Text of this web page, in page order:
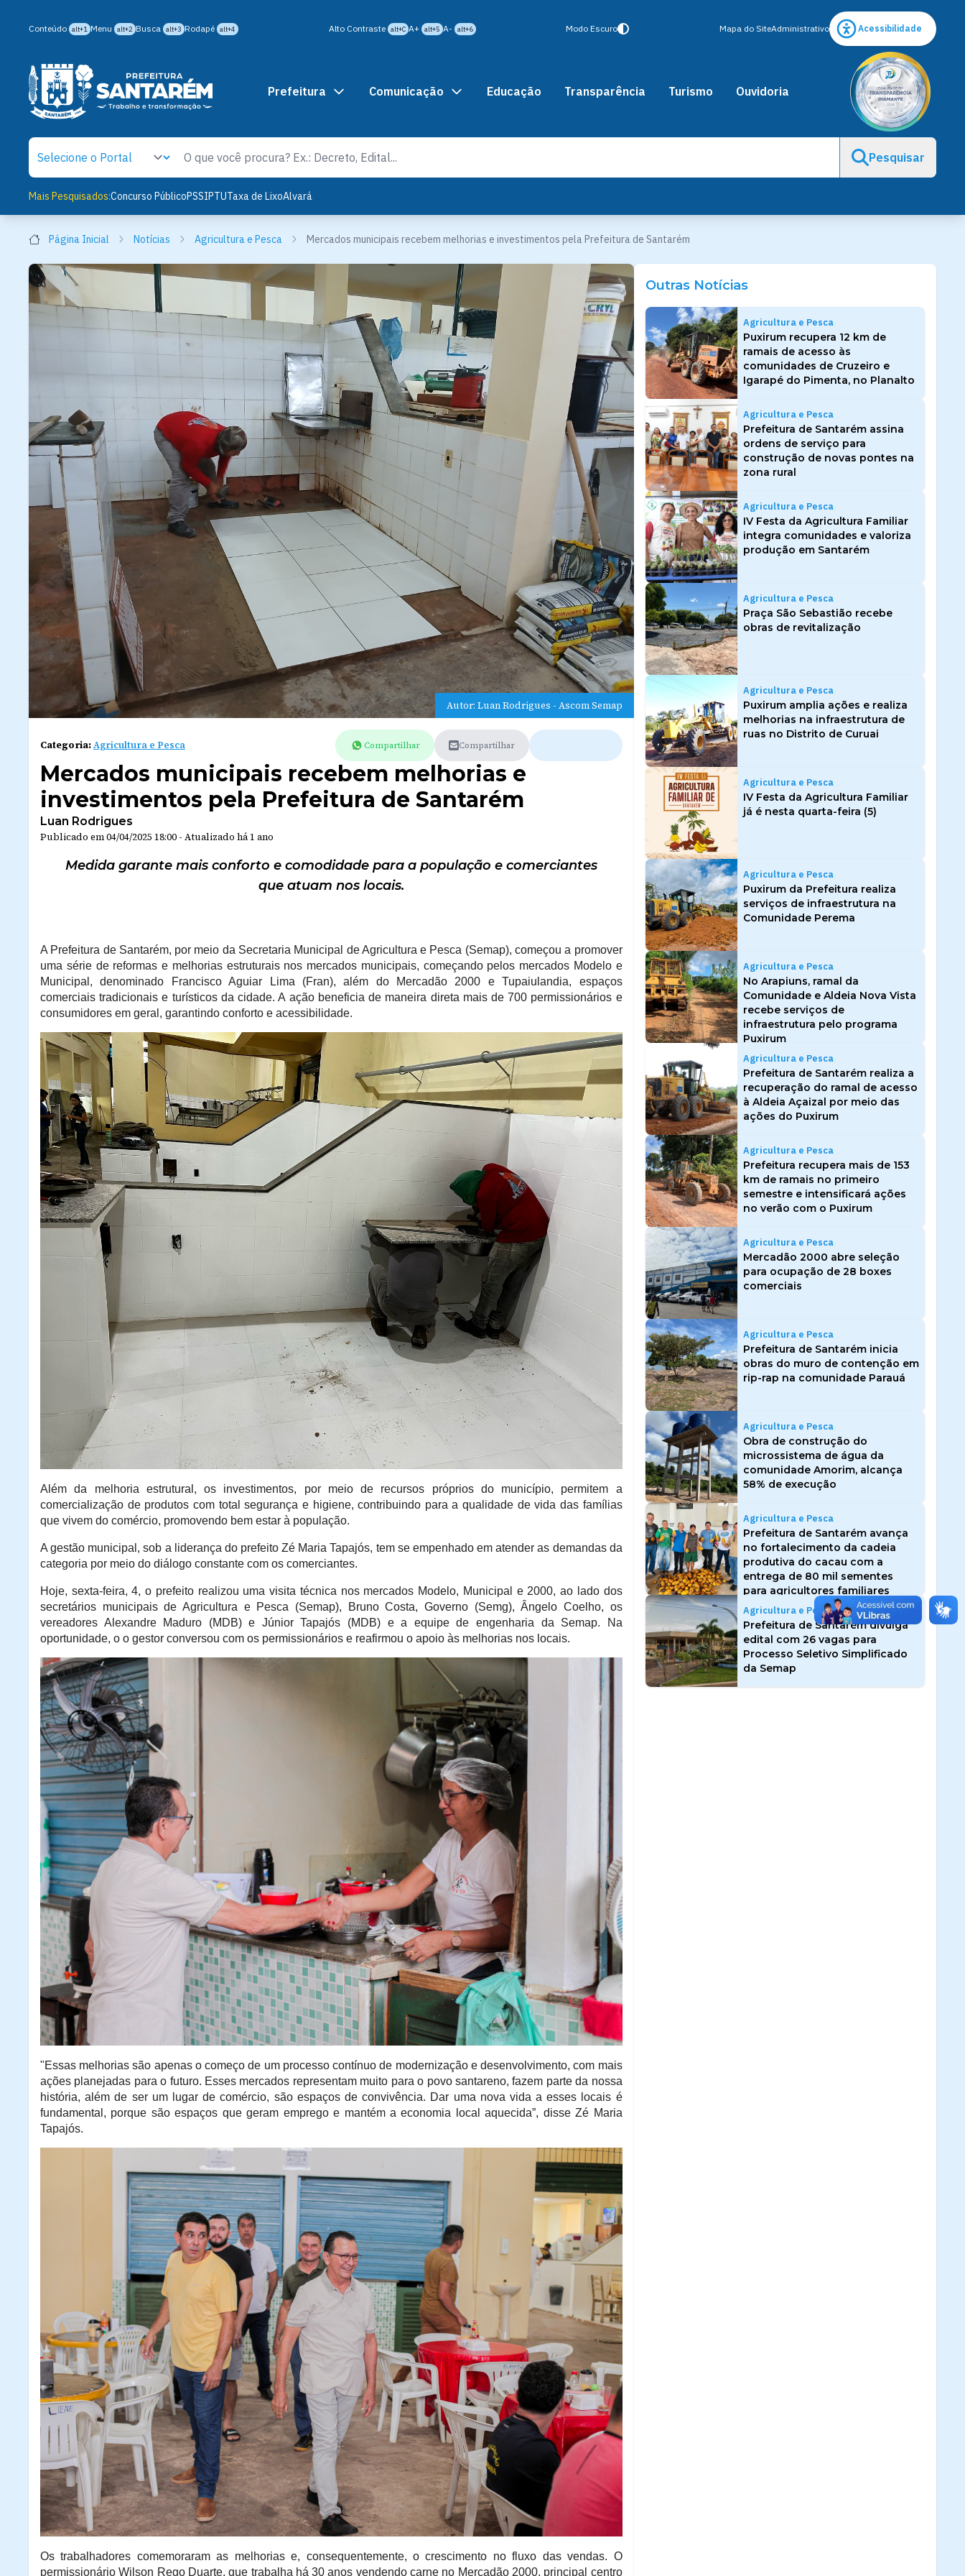
Conteúdo alt+1 Menu alt+2 Busca alt+3 Rodapé alt+4 Alto Contraste alt+C A+ alt+5 A- alt+6 Modo Escuro Mapa do SiteAdministrativo Acessibilidade
Prefeitura Comunicação Educação Transparência Turismo Ouvidoria
Pesquisar
Mais Pesquisados:Concurso PúblicoPSSIPTUTaxa de LixoAlvará
Página Inicial Notícias Agricultura e Pesca Mercados municipais recebem melhorias e investimentos pela Prefeitura de Santarém
Autor: Luan Rodrigues - Ascom Semap
Categoria:Agricultura e Pesca Compartilhar Compartilhar
Mercados municipais recebem melhorias e
investimentos pela Prefeitura de Santarém
Luan Rodrigues
Publicado em04/04/2025 18:00 - Atualizado há 1 ano
Medida garante mais conforto e comodidade para a população e comerciantes
que atuam nos locais.
A Prefeitura de Santarém, por meio da Secretaria Municipal de Agricultura e Pesca (Semap), começou a promover
uma série de reformas e melhorias estruturais nos mercados municipais, começando pelos mercados Modelo e
Municipal, denominado Francisco Aguiar Lima (Fran), além do Mercadão 2000 e Tupaiulandia, espaços
comerciais tradicionais e turísticos da cidade. A ação beneficia de maneira direta mais de 700 permissionários e
consumidores em geral, garantindo conforto e acessibilidade.
Além da melhoria estrutural, os investimentos, por meio de recursos próprios do município, permitem a
comercialização de produtos com total segurança e higiene, contribuindo para a qualidade de vida das famílias
que vivem do comércio, promovendo bem estar à população.
A gestão municipal, sob a liderança do prefeito Zé Maria Tapajós, tem se empenhado em atender as demandas da
categoria por meio do diálogo constante com os comerciantes.
Hoje, sexta-feira, 4, o prefeito realizou uma visita técnica nos mercados Modelo, Municipal e 2000, ao lado dos
secretários municipais de Agricultura e Pesca (Semap), Bruno Costa, Governo (Semg), Ângelo Coelho, os
vereadores Alexandre Maduro (MDB) e Júnior Tapajós (MDB) e a equipe de engenharia da Semap. Na
oportunidade, o o gestor conversou com os permissionários e reafirmou o apoio às melhorias nos locais.
"Essas melhorias são apenas o começo de um processo contínuo de modernização e desenvolvimento, com mais
ações planejadas para o futuro. Esses mercados representam muito para o povo santareno, fazem parte da nossa
história, além de ser um lugar de comércio, são espaços de convivência. Dar uma nova vida a esses locais é
fundamental, porque são espaços que geram emprego e mantém a economia local aquecida”, disse Zé Maria
Tapajós.
Os trabalhadores comemoraram as melhorias e, consequentemente, o crescimento no fluxo das vendas. O
permissionário Wilson Rego Duarte, que trabalha há 30 anos vendendo carne no Mercadão 2000, principal centro
Outras Notícias
Agricultura e Pesca
Puxirum recupera 12 km de
ramais de acesso às
comunidades de Cruzeiro e
Igarapé do Pimenta, no Planalto
Agricultura e Pesca
Prefeitura de Santarém assina
ordens de serviço para
construção de novas pontes na
zona rural
Agricultura e Pesca
IV Festa da Agricultura Familiar
integra comunidades e valoriza
produção em Santarém
Agricultura e Pesca
Praça São Sebastião recebe
obras de revitalização
Agricultura e Pesca
Puxirum amplia ações e realiza
melhorias na infraestrutura de
ruas no Distrito de Curuai
Agricultura e Pesca
IV Festa da Agricultura Familiar
já é nesta quarta-feira (5)
Agricultura e Pesca
Puxirum da Prefeitura realiza
serviços de infraestrutura na
Comunidade Perema
Agricultura e Pesca
No Arapiuns, ramal da
Comunidade e Aldeia Nova Vista
recebe serviços de
infraestrutura pelo programa
Puxirum
Agricultura e Pesca
Prefeitura de Santarém realiza a
recuperação do ramal de acesso
à Aldeia Açaizal por meio das
ações do Puxirum
Agricultura e Pesca
Prefeitura recupera mais de 153
km de ramais no primeiro
semestre e intensificará ações
no verão com o Puxirum
Agricultura e Pesca
Mercadão 2000 abre seleção
para ocupação de 28 boxes
comerciais
Agricultura e Pesca
Prefeitura de Santarém inicia
obras do muro de contenção em
rip-rap na comunidade Parauá
Agricultura e Pesca
Obra de construção do
microssistema de água da
comunidade Amorim, alcança
58% de execução
Agricultura e Pesca
Prefeitura de Santarém avança
no fortalecimento da cadeia
produtiva do cacau com a
entrega de 80 mil sementes
para agricultores familiares
Agricultura e Pesca
Prefeitura de Santarém divulga
edital com 26 vagas para
Processo Seletivo Simplificado
da Semap